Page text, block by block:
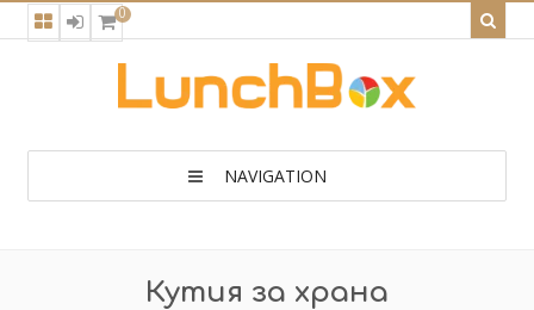
0
NAVIGATION
Кутия за храна